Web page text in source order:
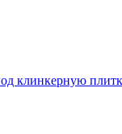
клинкерную